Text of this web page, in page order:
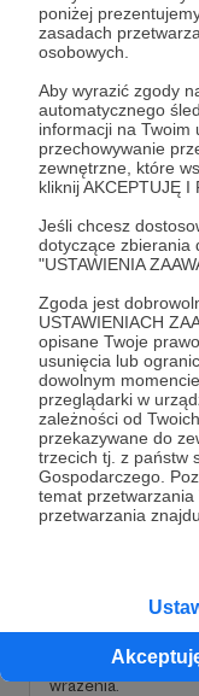
poniżej
zasadach
osobowych.
Aby wyrazić zgody
automatycznego
informacji na Twoim
przechowywanie
zewnętrzne, które
kliknij AKCEPTUJĘ I
Jeśli chcesz
dotyczące zbierania
"USTAWIENIA
Zgoda jest
USTAWIENIACH
opisane Twoje
usunięcia lub
dowolnym
przeglądarki w
zależności od
przekazywane do
trzecich tj. z państw
Gospodarczego.
temat
przetwarzania
nie mamy na ich
funduszy. Dużą
pochłaniają
i wiele wiele
Nie biadolimy
Zakasaliśmy już
roboty.
Chcemy podbić
Internet.
I dlatego
grosz się
Cele
Na nowy sprzęt
reporterów –
nagrywało i
miesięcznie
2%
Żeby nagrywać
audycje radiowe,
profesjonalny
miksery. Mamy
powiedzmy sobie
zawodny. Bo
niezawodny. Nasi
go wykorzystają.
Radia Podlasie
wrażenia.